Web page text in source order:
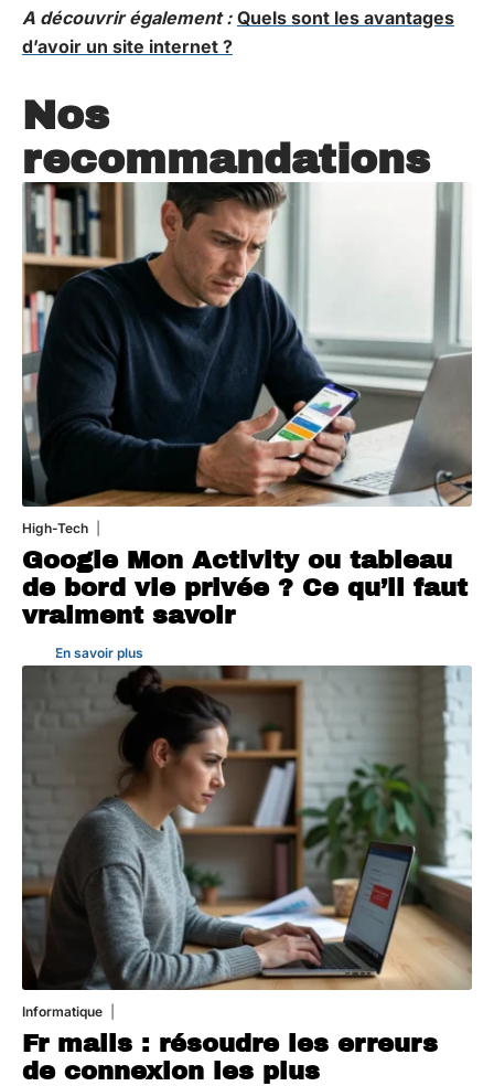
A découvrir également : Quels sont les avantages
d’avoir un site internet ?
Nos
recommandations
High-Tech
Google Mon Activity ou tableau
de bord vie privée ? Ce qu’il faut
vraiment savoir
En savoir plus
Informatique
Fr mails : résoudre les erreurs
de connexion les plus